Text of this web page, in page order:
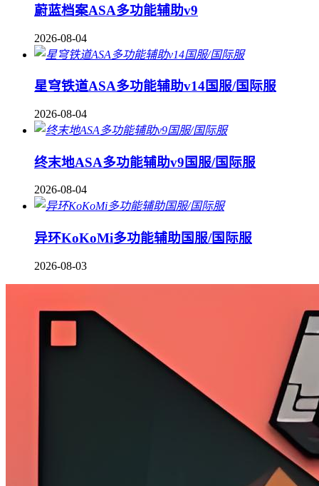
蔚蓝档案ASA多功能辅助v9
2026-08-04
星穹铁道ASA多功能辅助v14国服/国际服
2026-08-04
终末地ASA多功能辅助v9国服/国际服
2026-08-04
异环KoKoMi多功能辅助国服/国际服
2026-08-03